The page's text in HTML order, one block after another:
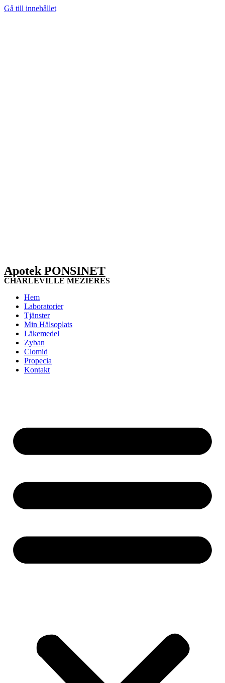
Gå till innehållet
Apotek PONSINET
CHARLEVILLE MEZIERES
Hem
Laboratorier
Tjänster
Min Hälsoplats
Läkemedel
Zyban
Clomid
Propecia
Kontakt